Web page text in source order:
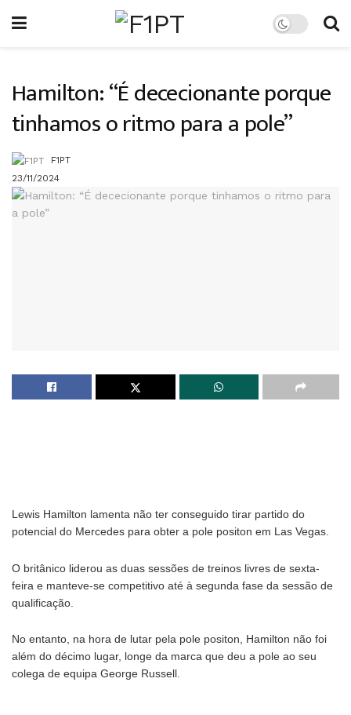
Hamilton: “É dececionante porque
tinhamos o ritmo para a pole”
F1PT
23/11/2024
Lewis Hamilton lamenta não ter conseguido tirar partido do
potencial do Mercedes para obter a pole positon em Las Vegas.
O britânico liderou as duas sessões de treinos livres de sexta-
feira e manteve-se competitivo até à segunda fase da sessão de
qualificação.
No entanto, na hora de lutar pela pole positon, Hamilton não foi
além do décimo lugar, longe da marca que deu a pole ao seu
colega de equipa George Russell.